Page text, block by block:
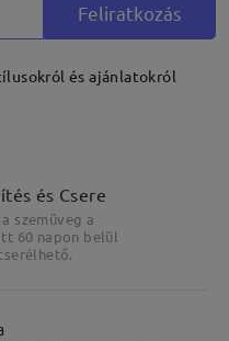
Feliratkozás
és ajánlatokról
és Csere
szemüveg a
60 napon belül